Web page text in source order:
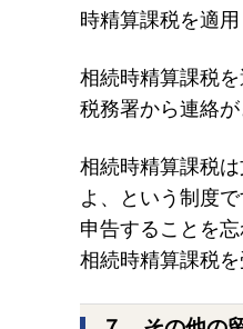
時精算課税を適
相続時精算課税
税務署から連絡が
相続時精算課税
よ、という制度で
申告することを
相続時精算課税